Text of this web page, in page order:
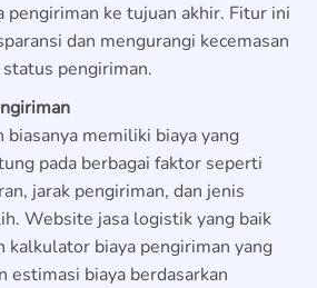
pengiriman ke tujuan akhir. Fitur ini
dan mengurangi kecemasan
pengiriman.
biasanya memiliki biaya yang
pada berbagai faktor seperti
jarak pengiriman, dan jenis
Website jasa logistik yang baik
kalkulator biaya pengiriman yang
estimasi biaya berdasarkan